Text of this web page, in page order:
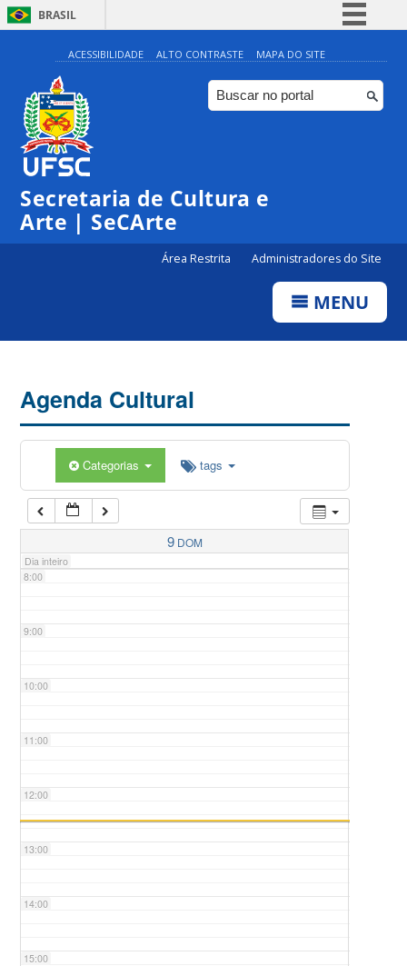
BRASIL
Simplifique!
Comunica BR
Participe
ACESSIBILIDADE ALTO CONTRASTE MAPA DO SITE
Secretaria de Cultura e
Arte | SeCArte
Área Restrita Administradores do Site
MENU
Agenda Cultural
Categorias tags
9 DOM
Dia inteiro
0:00
1:00
5:00
7:00
8:00
9:00
10:00
11:00
12:00
13:00
14:00
15:00